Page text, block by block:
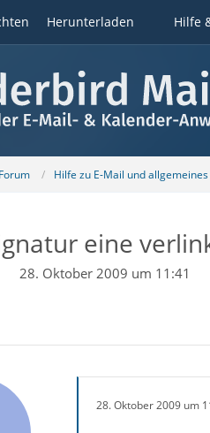
Herunterladen Hilfe
Forum Hilfe zu E-Mail und
eine
28. Oktober 2009 um 11:41
28. Oktober 2009 um